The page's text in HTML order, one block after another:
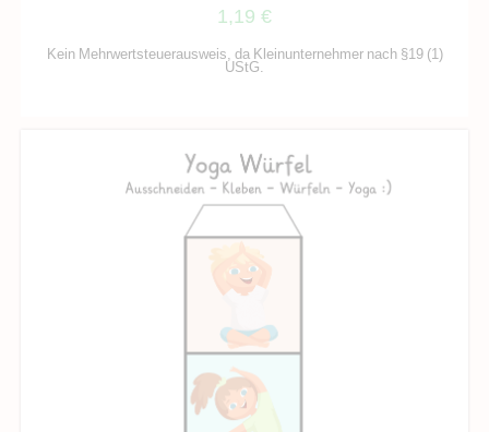
1,19 €
Kein Mehrwertsteuerausweis, da Kleinunternehmer nach §19 (1)
UStG.